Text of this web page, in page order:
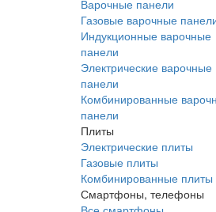
Варочные панели
Газовые варочные
Индукционные варочные
панели
Электрические варочные
панели
Комбинированные
панели
Плиты
Электрические плиты
Газовые плиты
Комбинированные плиты
Смартфоны, телефоны